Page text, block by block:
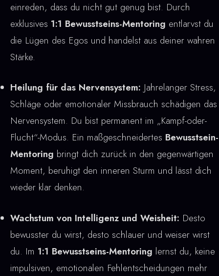
einreden, dass du nicht gut genug bist. Durch
exklusives 1:1 Bewusstseins-Mentoring entlarvst du
die Lügen des Egos und handelst aus deiner wahren
Stärke.
Heilung für das Nervensystem: Jahrelanger Stress,
Schläge oder emotionaler Missbrauch schädigen das
Nervensystem. Du bist permanent im „Kampf-oder-
Flucht“-Modus. Ein maßgeschneidertes Bewusstsein-
Mentoring bringt dich zurück in den gegenwärtigen
Moment, beruhigt den inneren Sturm und lässt dich
wieder klar denken.
Wachstum von Intelligenz und Weisheit: Desto
bewusster du wirst, desto schlauer und weiser wirst
du. Im 1:1 Bewusstseins-Mentoring lernst du, keine
impulsiven, emotionalen Fehlentscheidungen mehr